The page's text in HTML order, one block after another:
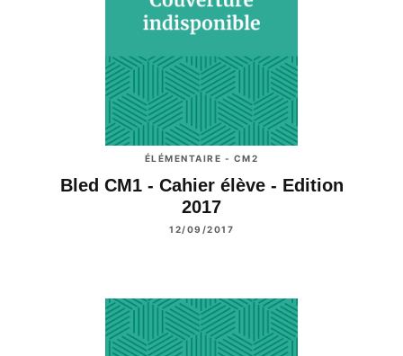
ÉLÉMENTAIRE - CM2
Bled CM1 - Cahier élève - Edition
2017
12/09/2017